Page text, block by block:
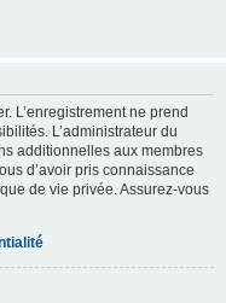
L’enregistrement ne prend
L’administrateur du
additionnelles aux membres
d’avoir pris connaissance
de vie privée. Assurez-vous